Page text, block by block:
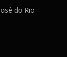
do Rio